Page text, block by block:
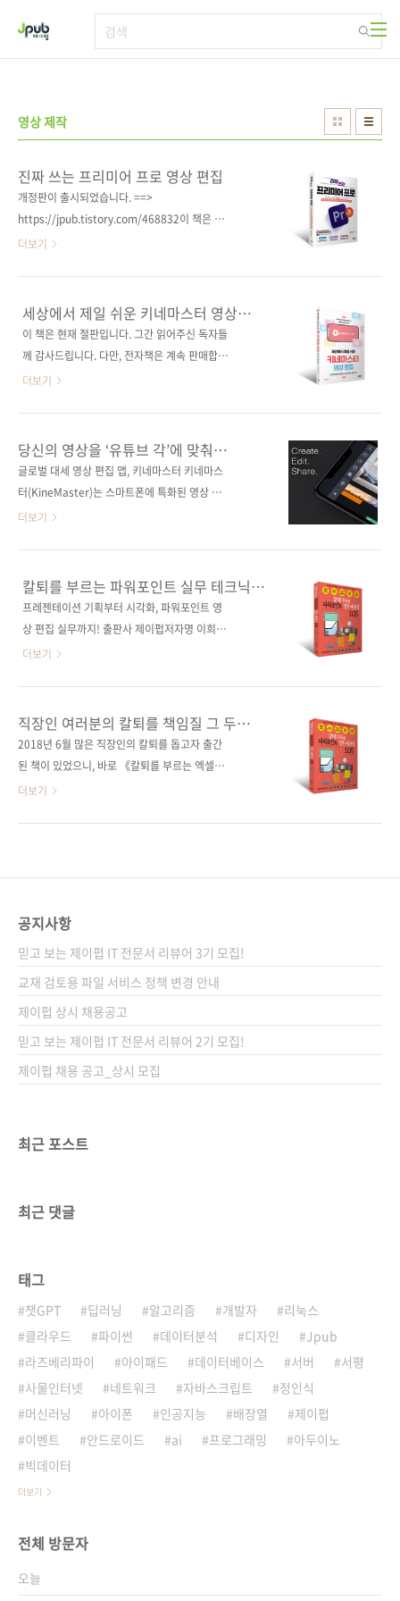
영상 제작
진짜 쓰는 프리미어 프로 영상 편집
개정판이 출시되었습니다. ==>
https://jpub.tistory.com/468832이 책은 현
재 절판입니다. 그간 읽어주신 독자들께 감사드
유튜브 및 SNS 콘텐츠 제작을 위한 동영상 편집
실무 강의, 포토샵 + 애프터 이펙트 연동 부록
PDF 제공 도서 구매 사이트(가나다순) [교보문
터파크] [쿠팡] 전자책 구매 사이트(가나다순)
[교보문고] [구글북스] [리디북스] [알라
는 프리미어 프로 영상 편집부제목 유튜브 및
SNS 콘텐츠 제작을 위한 동영상 편집 실무 강의
지은이 조블리(조애리)시리..
더보기
세상에서 제일 쉬운 키네마스터 영상
편집: 스마트폰으로 유튜브 & SNS
콘텐츠 제작하기
이 책은 현재 절판입니다. 그간 읽어주신 독자들
께 감사드립니다. 다만, 전자책은 계속 판매합니
다. 키네마스터 장인 기태가 알려 주는 고퀄리티
매 사이트(가나다순)8a53 [교보문고] [도서11
번가] [알라딘] [예스이십사] [인터파크] [쿠팡]
■ 전자책 구매 사이트(가나다순) [교보문고] [구
파크] 출판사 제이펍 도서명 세상에서 제일 쉬운
키네마스터 영상 편집 부 제 스마트폰으로 유튜
즈 (없음) 출판일 2021년 7월 20일 페이지 296
쪽 판 형 신국변형판(152*215*14.6) 제 본 무
선(soft cov..
더보기
당신의 영상을 ‘유튜브 각’에 맞춰
드립니다
글로벌 대세 영상 편집 앱, 키네마스터 키네마스
터(KineMaster)는 스마트폰에 특화된 영상 편
집 앱입니다. 유튜브를 떠돌다 보면 화면 오른쪽
키네마스터 무료 버전을 쓰면 그런 워터마크가
영상에 표시됩니다. 한때 키네마스터 워터마크
는 '초딩' 유튜버 영상의 트레이드 마크였습니다.
어지간한 영상 편집 기능은 다 지원하다 보니, 어
린 친구들이 키네마스터를 이용해 슬라임이나
죠. 하지만 이 툴, 의외로 글로벌합니다. 다운로
드 수가 2.5억 건이 넘고 월 사용자는 5천만 명
에 이르는 데다, 국산 툴임에도 한국뿐만 아니
라..
더보기
칼퇴를 부르는 파워포인트 실무 테크닉
105
프레젠테이션 기획부터 시각화, 파워포인트 영
상 편집 실무까지! 출판사 제이펍저자명 이희정
출판일 2019년 8월 29일페이지 356쪽시리즈
11-88621-73-6 (13000)키워드 오피스 / 슬라
이드 / ppt / 디자인 / powerpoint / 발표 / 영
상 편집 / 영상 제작 / 직장인 / 워라밸분야 오피
션 관련 포스트■ 2019/08/14 - [출간전 책소
식] - 직장인 여러분의 칼퇴를 책임질 그 두 번째
더보기
직장인 여러분의 칼퇴를 책임질 그 두
번째 책!!
2018년 6월 많은 직장인의 칼퇴를 돕고자 출간
된 책이 있었으니, 바로 《칼퇴를 부르는 엑셀 테
크닉 122》입니다. 그로부터 일 년이 지난 지금
름입니다. 그만큼 체계적인 구성과 탄탄한 내용
들이나 일반 독자님들은 찬사를 아끼지 않으셨
습니다. 하.지.만. 안타깝게도 국내에서는 워낙
쟁쟁한 엑셀 저자님들이 있기에 다소 빛을 보지
못하고 있어 아쉬움이 많이 남습니다. 그래서 준
비했습니다. 10년 이상을 프레젠테이션 관련 업
무에만 묵..
더보기
공지사항
믿고 보는 제이펍 IT 전문서 리뷰어 3기 모집!
교재 검토용 파일 서비스 정책 변경 안내
제이펍 상시 채용공고
믿고 보는 제이펍 IT 전문서 리뷰어 2기 모집!
제이펍 채용 공고_상시 모집
최근 포스트
최근 댓글
태그
챗GPT 딥러닝 알고리즘 개발자
리눅스
클라우드
파이썬 데이터분석 디자인
Jpub
라즈베리파이
아이패드 데이터베이스 서버
서평
사물인터넷
네트워크 자바스크립트
정인식
머신러닝
아이폰 인공지능 배장열
제이펍
이벤트
안드로이드 ai 프로그래밍
아두이노
빅데이터
더보기
전체 방문자
오늘